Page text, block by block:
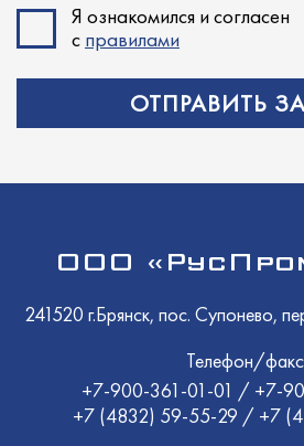
Я ознакомился и согласен
с правилами
ОТПРАВИТЬ
ООО
241520 г.Брянск, пос. Супонево,
Телефон/
+7-900-361-01-01 / +7-
+7 (4832) 59-55-29 / +7